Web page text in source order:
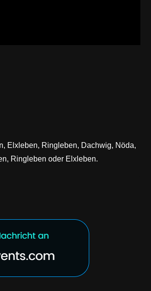
Elxleben, Ringleben, Dachwig, Nöda,
Ringleben oder Elxleben.